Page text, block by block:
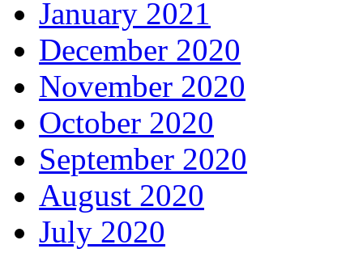
January 2021
December 2020
November 2020
October 2020
September 2020
August 2020
July 2020